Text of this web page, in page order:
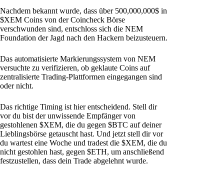
Nachdem bekannt wurde, dass über 500,000,000$ in
$XEM Coins von der Coincheck Börse
verschwunden sind, entschloss sich die NEM
Foundation der Jagd nach den Hackern beizusteuern.
Das automatisierte Markierungssystem von NEM
versuchte zu verifizieren, ob geklaute Coins auf
zentralisierte Trading-Plattformen eingegangen sind
oder nicht.
Das richtige Timing ist hier entscheidend. Stell dir
vor du bist der unwissende Empfänger von
gestohlenen $XEM, die du gegen $BTC auf deiner
Lieblingsbörse getauscht hast. Und jetzt stell dir vor
du wartest eine Woche und tradest die $XEM, die du
nicht gestohlen hast, gegen $ETH, um anschließend
festzustellen, dass dein Trade abgelehnt wurde.